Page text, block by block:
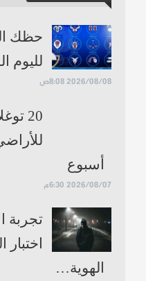
حظك
لليوم السبت
2026/08/08 8:08ص
20
أسبوع
2026/08/07 6:30م
تجربة
الهوية…